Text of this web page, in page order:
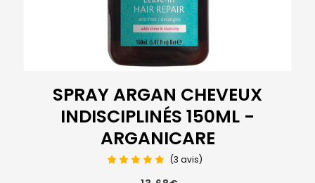
SPRAY ARGAN CHEVEUX
INDISCIPLINÉS 150ML -
ARGANICARE
(3 avis)